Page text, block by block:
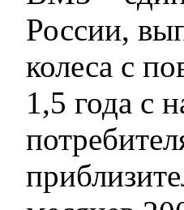
России,
колеса с
1,5 года с